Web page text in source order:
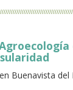
Buenavista del